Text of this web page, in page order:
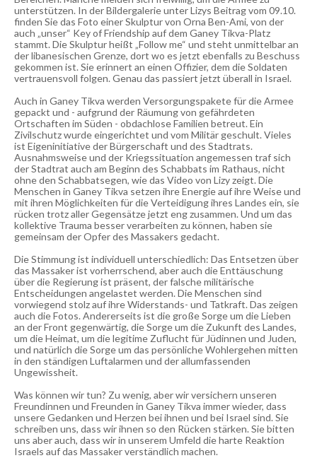
unterstützen. In der Bildergalerie unter Lizys Beitrag vom 09.10.
finden Sie das Foto einer Skulptur von Orna Ben-Ami, von der
auch „unser“ Key of Friendship auf dem Ganey Tikva-Platz
stammt. Die Skulptur heißt „Follow me“ und steht unmittelbar an
der libanesischen Grenze, dort wo es jetzt ebenfalls zu Beschuss
gekommen ist. Sie erinnert an einen Offizier, dem die Soldaten
vertrauensvoll folgen. Genau das passiert jetzt überall in Israel.
Auch in Ganey Tikva werden Versorgungspakete für die Armee
gepackt und - aufgrund der Räumung von gefährdeten
Ortschaften im Süden - obdachlose Familien betreut. Ein
Zivilschutz wurde eingerichtet und vom Militär geschult. Vieles
ist Eigeninitiative der Bürgerschaft und des Stadtrats.
Ausnahmsweise und der Kriegssituation angemessen traf sich
der Stadtrat auch am Beginn des Schabbats im Rathaus, nicht
ohne den Schabbatsegen, wie das Video von Lizy zeigt. Die
Menschen in Ganey Tikva setzen ihre Energie auf ihre Weise und
mit ihren Möglichkeiten für die Verteidigung ihres Landes ein, sie
rücken trotz aller Gegensätze jetzt eng zusammen. Und um das
kollektive Trauma besser verarbeiten zu können, haben sie
gemeinsam der Opfer des Massakers gedacht.
Die Stimmung ist individuell unterschiedlich: Das Entsetzen über
das Massaker ist vorherrschend, aber auch die Enttäuschung
über die Regierung ist präsent, der falsche militärische
Entscheidungen angelastet werden. Die Menschen sind
vorwiegend stolz auf ihre Widerstands- und Tatkraft. Das zeigen
auch die Fotos. Andererseits ist die große Sorge um die Lieben
an der Front gegenwärtig, die Sorge um die Zukunft des Landes,
um die Heimat, um die legitime Zuflucht für Jüdinnen und Juden,
und natürlich die Sorge um das persönliche Wohlergehen mitten
in den ständigen Luftalarmen und der allumfassenden
Ungewissheit.
Was können wir tun? Zu wenig, aber wir versichern unseren
Freundinnen und Freunden in Ganey Tikva immer wieder, dass
unsere Gedanken und Herzen bei ihnen und bei Israel sind. Sie
schreiben uns, dass wir ihnen so den Rücken stärken. Sie bitten
uns aber auch, dass wir in unserem Umfeld die harte Reaktion
Israels auf das Massaker verständlich machen.